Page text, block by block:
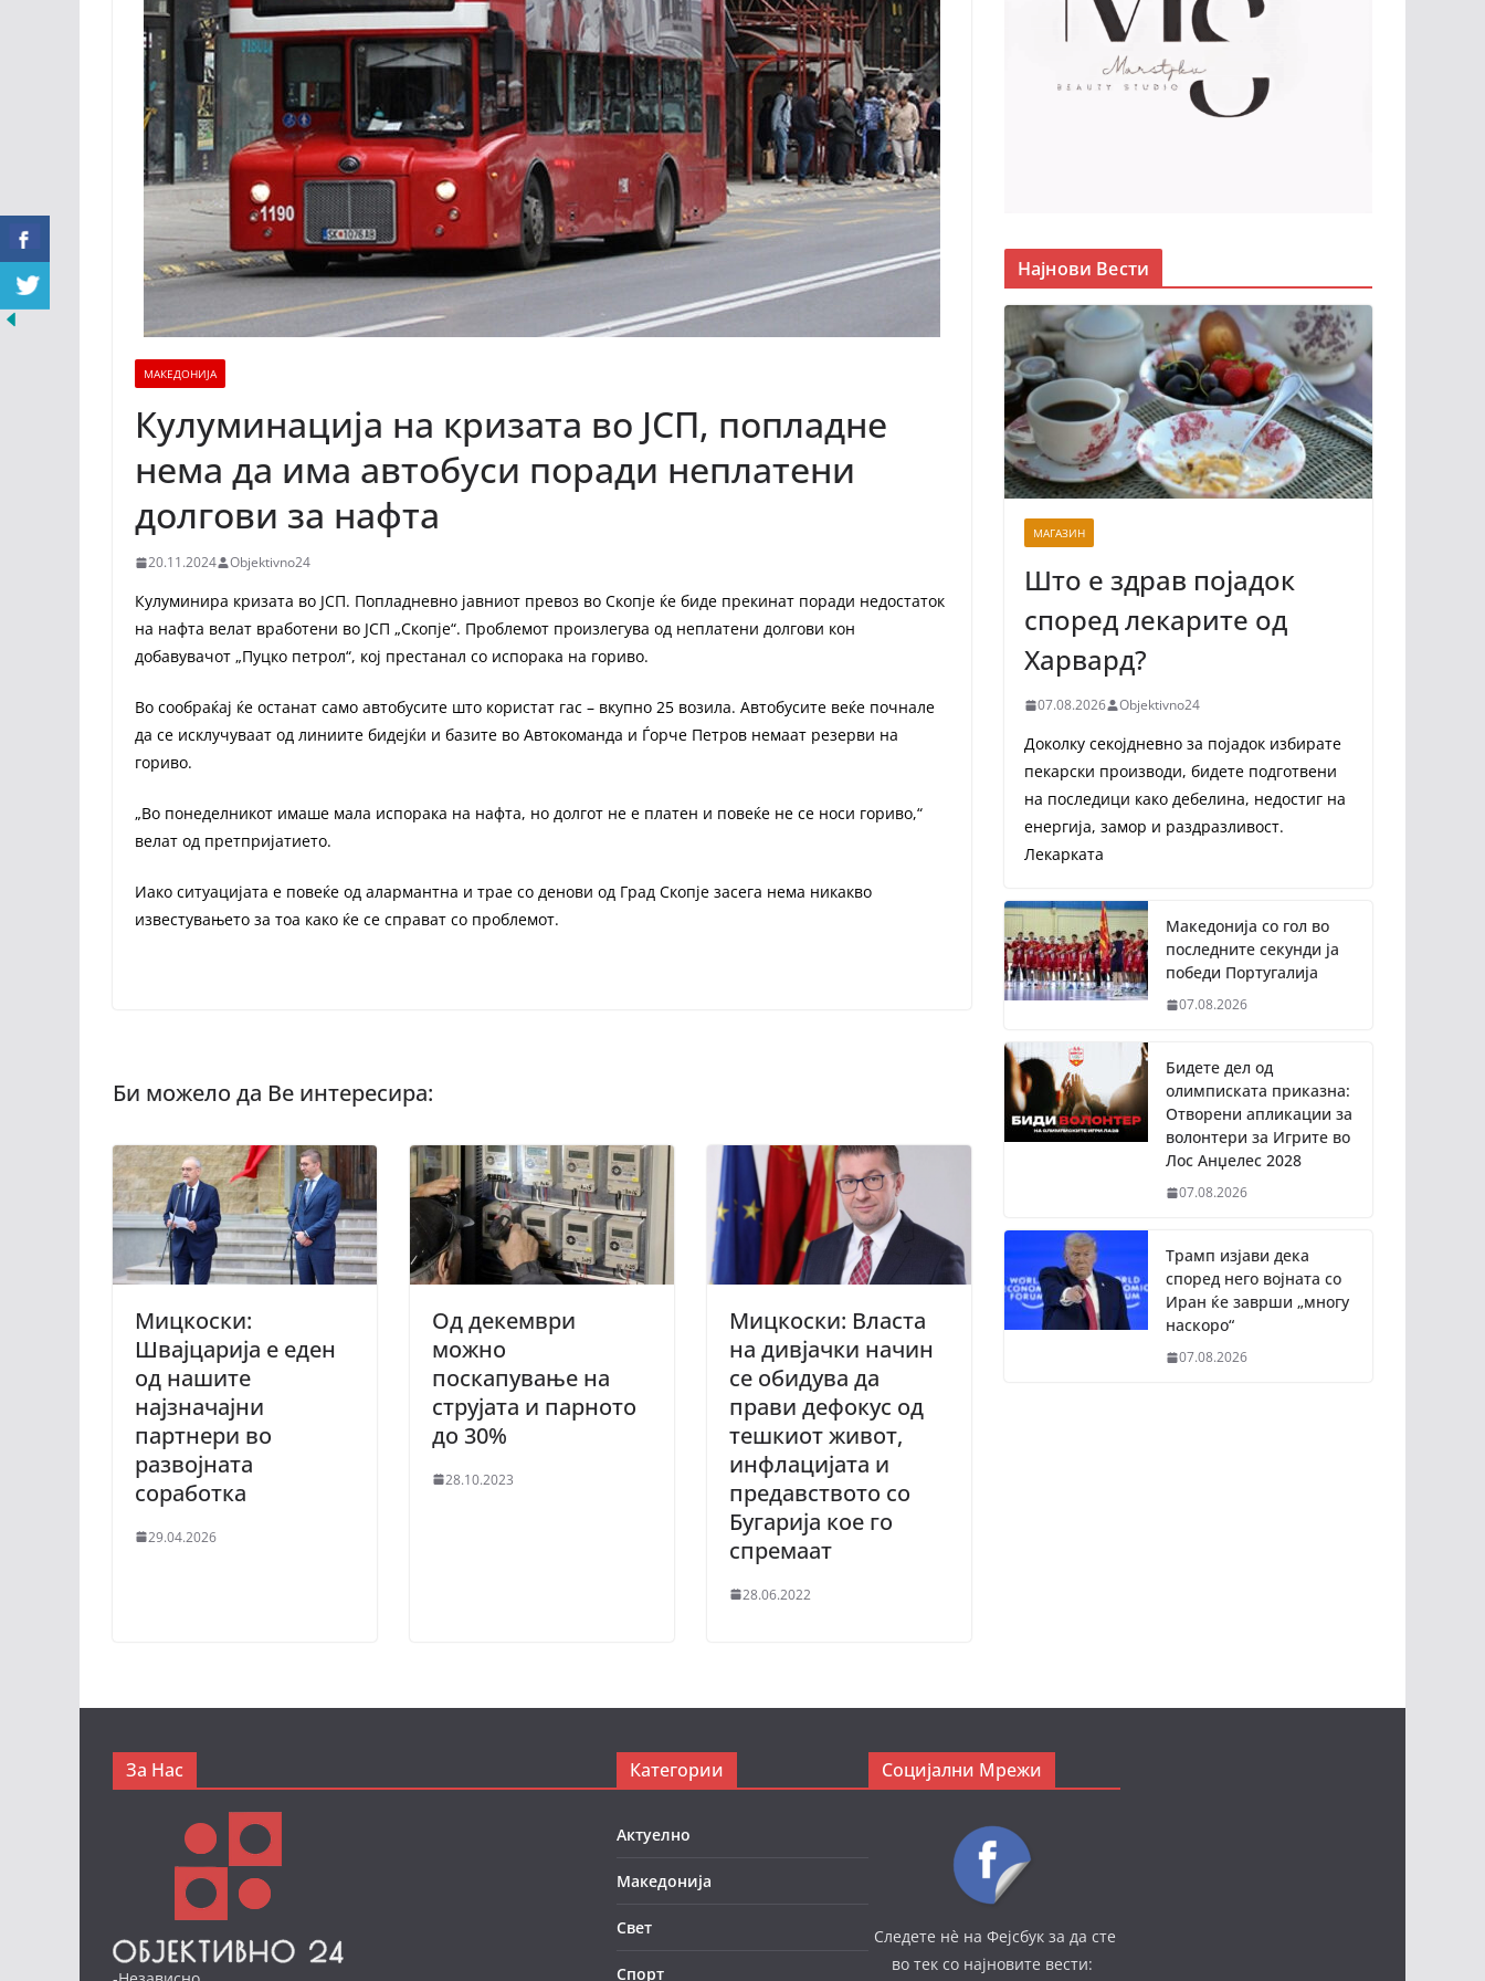
МАКЕДОНИЈА
Кулуминација на кризата во ЈСП, попладне
нема да има автобуси поради неплатени
долгови за нафта
20.11.2024 Objektivno24
Кулуминира кризата во ЈСП. Попладневно јавниот превоз во Скопје ќе биде прекинат поради недостаток
на нафта велат вработени во ЈСП „Скопје“. Проблемот произлегува од неплатени долгови кон
добавувачот „Пуцко петрол“, кој престанал со испорака на гориво.
Во сообраќај ќе останат само автобусите што користат гас – вкупно 25 возила. Автобусите веќе почнале
да се исклучуваат од линиите бидејќи и базите во Автокоманда и Ѓорче Петров немаат резерви на
гориво.
„Во понеделникот имаше мала испорака на нафта, но долгот не е платен и повеќе не се носи гориво,“
велат од претпријатието.
Иако ситуацијата е повеќе од алармантна и трае со денови од Град Скопје засега нема никакво
известувањето за тоа како ќе се справат со проблемот.
Мицкоски:
Швајцарија е еден
од нашите
најзначајни
партнери во
развојната
соработка
29.04.2026
Од декември
можно
поскапување на
струјата и парното
до 30%
28.10.2023
Мицкоски: Власта
на дивјачки начин
се обидува да
прави дефокус од
тешкиот живот,
инфлацијата и
предавството со
Бугарија кое го
спремаат
28.06.2022
Најнови Вести
МАГАЗИН
Што е здрав појадок
според лекарите од
Харвард?
07.08.2026 Objektivno24
Доколку секојдневно за појадок избирате
пекарски производи, бидете подготвени
на последици како дебелина, недостиг на
енергија, замор и раздразливост.
Лекарката
Македонија со гол во
последните секунди ја
победи Португалија
07.08.2026
Бидете дел од
олимписката приказна:
Отворени апликации за
волонтери за Игрите во
Лос Анџелес 2028
07.08.2026
Трамп изјави дека
според него војната со
Иран ќе заврши „многу
наскоро“
07.08.2026
За Нас Категории
Актуелно
Македонија
Свет
Спорт
Социјални Мрежи
Следете нè на Фејсбук за да сте
во тек со најновите вести: